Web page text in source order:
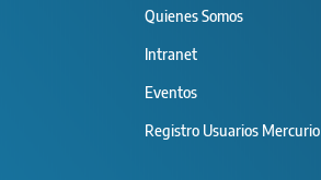
Quienes Somos
Intranet
Eventos
Registro Usuarios Mercurio